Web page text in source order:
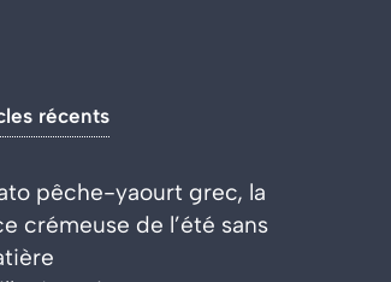
récents
pêche-yaourt grec, la
crémeuse de l’été sans